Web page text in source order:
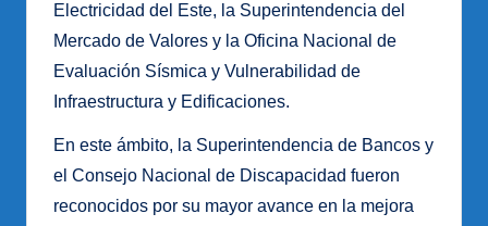
Electricidad del Este, la Superintendencia del
Mercado de Valores y la Oficina Nacional de
Evaluación Sísmica y Vulnerabilidad de
Infraestructura y Edificaciones.
En este ámbito, la Superintendencia de Bancos y
el Consejo Nacional de Discapacidad fueron
reconocidos por su mayor avance en la mejora